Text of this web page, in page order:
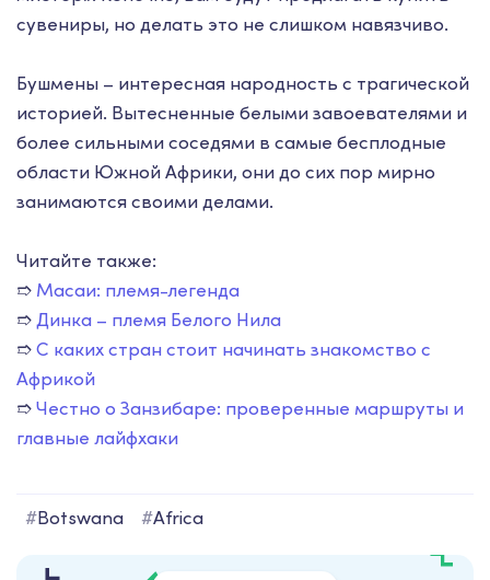
сувениры, но делать это не слишком навязчиво.
Бушмены – интересная народность с трагической
историей. Вытесненные белыми завоевателями и
более сильными соседями в самые бесплодные
области Южной Африки, они до сих пор мирно
занимаются своими делами.
Читайте также:
➱ Масаи: племя-легенда
➱Динка – племя Белого Нила
➱С каких стран стоит начинать знакомство с
Африкой
➱Честно о Занзибаре: проверенные маршруты и
главные лайфхаки
#Botswana #Africa